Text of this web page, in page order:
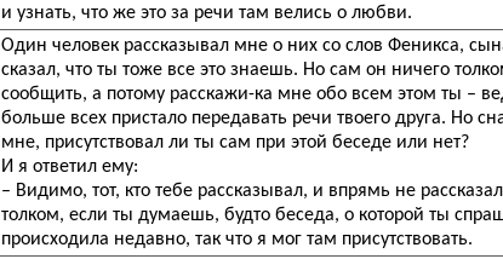
и узнать, что же это за речи там велись о любви.
Один человек рассказывал мне о них со слов Феникса,
сказал, что ты тоже все это знаешь. Но сам он ничего
сообщить, а потому расскажи-ка мне обо всем этом ты –
больше всех пристало передавать речи твоего друга. Но
мне, присутствовал ли ты сам при этой беседе или нет?
И я ответил ему:
– Видимо, тот, кто тебе рассказывал, и впрямь не
толком, если ты думаешь, будто беседа, о которой ты
происходила недавно, так что я мог там присутствовать.